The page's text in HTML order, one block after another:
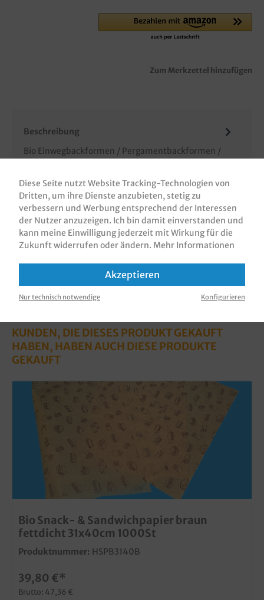
Zum Merkzettel hinzufügen
Beschreibung
Bio Einwegbackformen / Pergamentbackformen /
Bewertungen
Informationen zur Produktsicherheit
KUNDEN, DIE DIESES PRODUKT GEKAUFT
HABEN, HABEN AUCH DIESE PRODUKTE
GEKAUFT
Bio Snack- & Sandwichpapier braun
fettdicht 31x40cm 1000St
Produktnummer: HSPB3140B
39,80 €*
Brutto: 47,36 €
Diese Seite nutzt Website Tracking-Technologien von
Dritten, um ihre Dienste anzubieten, stetig zu
verbessern und Werbung entsprechend der Interessen
der Nutzer anzuzeigen. Ich bin damit einverstanden und
kann meine Einwilligung jederzeit mit Wirkung für die
Zukunft widerrufen oder ändern. Mehr Informationen
Akzeptieren
Nur technisch notwendige Konfigurieren